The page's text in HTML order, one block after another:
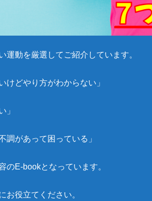
運動を厳選してご紹介しています。
けどやり方がわからない」
」
調があって困っている」
のE-bookとなっています。
お役立てください。